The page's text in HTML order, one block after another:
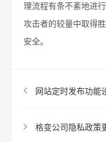
理流程有条不紊地进
攻击者的较量中取得
安全。
网站定时发布功能
格变公司隐私政策